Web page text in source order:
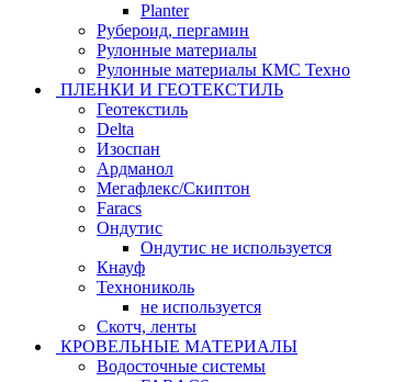
Planter
Рубероид, пергамин
Рулонные материалы
Рулонные материалы КМС Техно
ПЛЕНКИ И ГЕОТЕКСТИЛЬ
Геотекстиль
Delta
Изоспан
Ардманол
Мегафлекс/Скиптон
Faracs
Ондутис
Ондутис не используется
Кнауф
Технониколь
не используется
Скотч, ленты
КРОВЕЛЬНЫЕ МАТЕРИАЛЫ
Водосточные системы